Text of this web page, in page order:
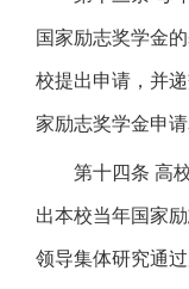
国家励志奖学金
校提出申请，并
家励志奖学金申请
第十四条 高
出本校当年国家
领导集体研究通